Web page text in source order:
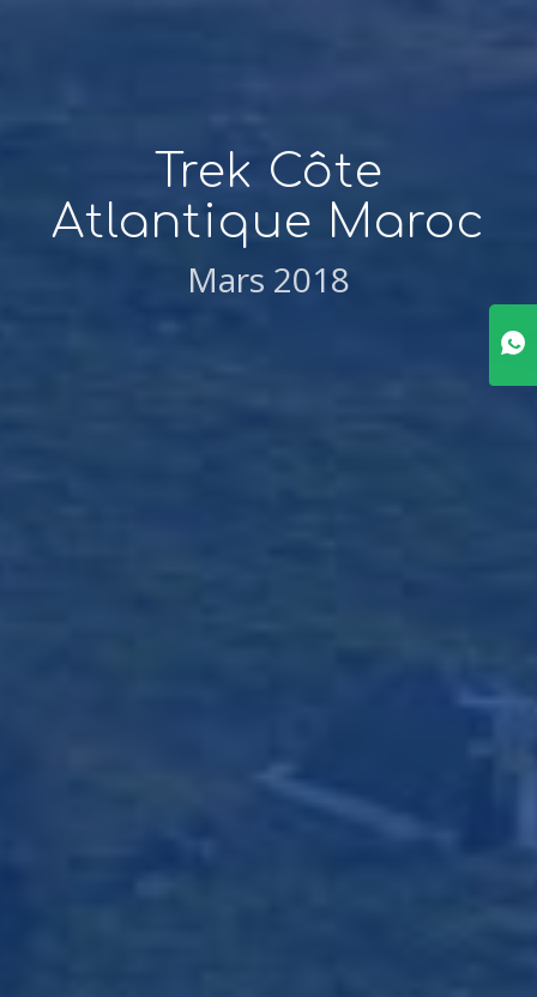
Trek Côte
Atlantique Maroc
Mars 2018